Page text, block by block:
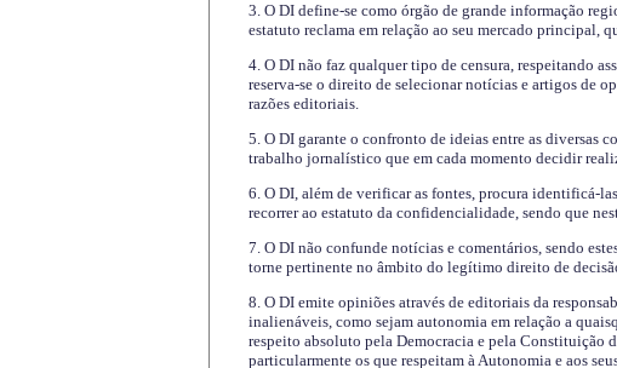
3. O DI define-se como órgão de grande informação
estatuto reclama em relação ao seu mercado principal,
4. O DI não faz qualquer tipo de censura, respeitando
reserva-se o direito de selecionar notícias e artigos de
razões editoriais.
5. O DI garante o confronto de ideias entre as diversas
trabalho jornalístico que em cada momento decidir
6. O DI, além de verificar as fontes, procura identificá-
recorrer ao estatuto da confidencialidade, sendo que
7. O DI não confunde notícias e comentários, sendo
torne pertinente no âmbito do legítimo direito de
8. O DI emite opiniões através de editoriais da
inalienáveis, como sejam autonomia em relação a
respeito absoluto pela Democracia e pela Constituição
particularmente os que respeitam à Autonomia e aos